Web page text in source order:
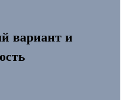
вариант и